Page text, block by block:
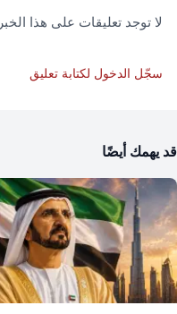
لا توجد تعليقات على هذا الخبر
سجّل الدخول لكتابة تعليق
قد يهمك أيضًا